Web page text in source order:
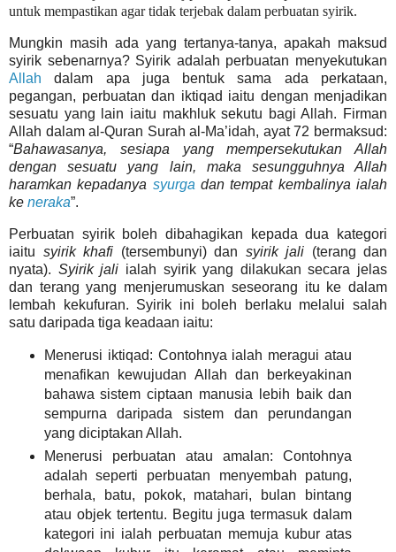
untuk mempastikan agar tidak terjebak dalam perbuatan syirik.
Mungkin masih ada yang tertanya-tanya, apakah maksud
syirik sebenarnya? Syirik adalah perbuatan menyekutukan
Allah dalam apa juga bentuk sama ada perkataan,
pegangan, perbuatan dan iktiqad iaitu dengan menjadikan
sesuatu yang lain iaitu makhluk sekutu bagi Allah. Firman
Allah dalam al-Quran Surah al-Ma’idah, ayat 72 bermaksud:
“Bahawasanya, sesiapa yang mempersekutukan Allah
dengan sesuatu yang lain, maka sesungguhnya Allah
haramkan kepadanya syurga dan tempat kembalinya ialah
ke neraka”.
Perbuatan syirik boleh dibahagikan kepada dua kategori
iaitu syirik khafi (tersembunyi) dan syirik jali (terang dan
nyata). Syirik jali ialah syirik yang dilakukan secara jelas
dan terang yang menjerumuskan seseorang itu ke dalam
lembah kekufuran. Syirik ini boleh berlaku melalui salah
satu daripada tiga keadaan iaitu:
Menerusi iktiqad: Contohnya ialah meragui atau
menafikan kewujudan Allah dan berkeyakinan
bahawa sistem ciptaan manusia lebih baik dan
sempurna daripada sistem dan perundangan
yang diciptakan Allah.
Menerusi perbuatan atau amalan: Contohnya
adalah seperti perbuatan menyembah patung,
berhala, batu, pokok, matahari, bulan bintang
atau objek tertentu. Begitu juga termasuk dalam
kategori ini ialah perbuatan memuja kubur atas